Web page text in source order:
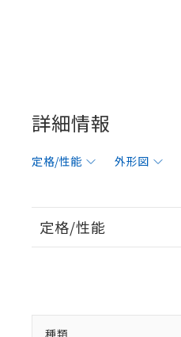
詳細情報
定格/性能 外形図
定格/性能
種類